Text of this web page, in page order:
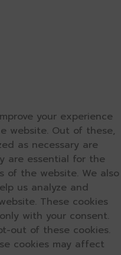
your experience
website. Out of these,
as necessary are
are essential for the
of the website. We also
us analyze and
These cookies
with your consent.
out of these cookies.
cookies may affect